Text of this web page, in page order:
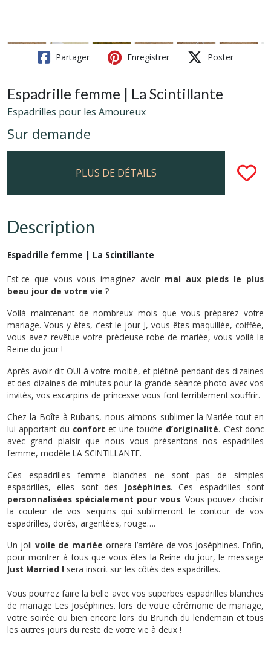
Partager Enregistrer Poster
Espadrille femme | La Scintillante
Espadrilles pour les Amoureux
Sur demande
PLUS DE DÉTAILS
Description
Espadrille femme | La Scintillante
Est-ce que vous vous imaginez avoir mal aux pieds le plus
beau jour de votre vie ?
Voilà maintenant de nombreux mois que vous préparez votre
mariage. Vous y êtes, c’est le jour J, vous êtes maquillée, coiffée,
vous avez revêtue votre précieuse robe de mariée, vous voilà la
Reine du jour !
Après avoir dit OUI à votre moitié, et piétiné pendant des dizaines
et des dizaines de minutes pour la grande séance photo avec vos
invités, vos escarpins de princesse vous font terriblement souffrir.
Chez la Boîte à Rubans, nous aimons sublimer la Mariée tout en
lui apportant du confort et une touche d’originalité. C’est donc
avec grand plaisir que nous vous présentons nos espadrilles
femme, modèle LA SCINTILLANTE.
Ces espadrilles femme blanches ne sont pas de simples
espadrilles, elles sont des Joséphines. Ces espadrilles sont
personnalisées spécialement pour vous. Vous pouvez choisir
la couleur de vos sequins qui sublimeront le contour de vos
espadrilles, dorés, argentées, rouge….
Un joli voile de mariée ornera l’arrière de vos Joséphines. Enfin,
pour montrer à tous que vous êtes la Reine du jour, le message
Just Married ! sera inscrit sur les côtés des espadrilles.
Vous pourrez faire la belle avec vos superbes espadrilles blanches
de mariage Les Joséphines. lors de votre cérémonie de mariage,
votre soirée ou bien encore lors du Brunch du lendemain et tous
les autres jours du reste de votre vie à deux !